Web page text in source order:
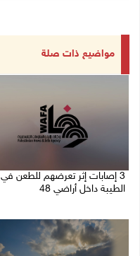
مواضيع ذات صلة
3 إصابات إثر تعرضهم للطعن في
الطيبة داخل أراضي 48